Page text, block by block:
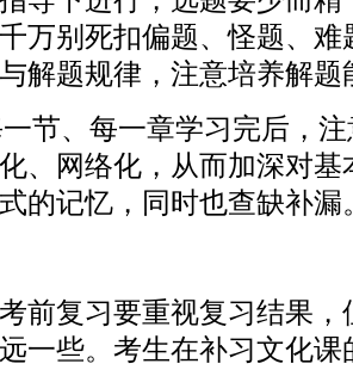
万别死扣偏题、怪题、难
解题规律，注意培养解题
节、每一章学习完后，
、网络化，从而加深对基
的记忆，同时也查缺补漏
前复习要重视复习结果
一些。考生在补习文化课